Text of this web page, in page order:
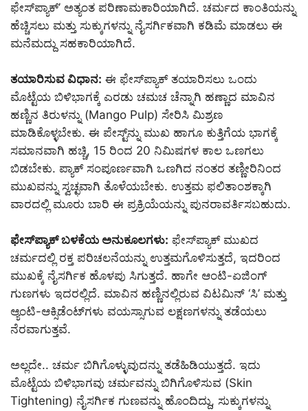
ಫೇಸ್‌ಪ್ಯಾಕ್’ ಅತ್ಯಂತ ಪರಿಣಾಮಕಾರಿಯಾಗಿದೆ. ಚರ್ಮದ ಕಾಂತಿಯನ್ನು
ಹೆಚ್ಚಿಸಲು ಮತ್ತು ಸುಕ್ಕುಗಳನ್ನು ನೈಸರ್ಗಿಕವಾಗಿ ಕಡಿಮೆ ಮಾಡಲು ಈ
ಮನೆಮದ್ದು ಸಹಕಾರಿಯಾಗಿದೆ.
ತಯಾರಿಸುವ ವಿಧಾನ: ಈ ಫೇಸ್‌ಪ್ಯಾಕ್ ತಯಾರಿಸಲು ಒಂದು
ಮೊಟ್ಟೆಯ ಬಿಳಿಭಾಗಕ್ಕೆ ಎರಡು ಚಮಚ ಚೆನ್ನಾಗಿ ಹಣ್ಣಾದ ಮಾವಿನ
ಹಣ್ಣಿನ ತಿರುಳನ್ನು (Mango Pulp) ಸೇರಿಸಿ ಮಿಶ್ರಣ
ಮಾಡಿಕೊಳ್ಳಬೇಕು. ಈ ಪೇಸ್ಟ್‌ನ್ನು ಮುಖ ಹಾಗೂ ಕುತ್ತಿಗೆಯ ಭಾಗಕ್ಕೆ
ಸಮಾನವಾಗಿ ಹಚ್ಚಿ, 15 ರಿಂದ 20 ನಿಮಿಷಗಳ ಕಾಲ ಒಣಗಲು
ಬಿಡಬೇಕು. ಪ್ಯಾಕ್ ಸಂಪೂರ್ಣವಾಗಿ ಒಣಗಿದ ನಂತರ ತಣ್ಣೀರಿನಿಂದ
ಮುಖವನ್ನು ಸ್ವಚ್ಛವಾಗಿ ತೊಳೆಯಬೇಕು. ಉತ್ತಮ ಫಲಿತಾಂಶಕ್ಕಾಗಿ
ವಾರದಲ್ಲಿ ಮೂರು ಬಾರಿ ಈ ಪ್ರಕ್ರಿಯೆಯನ್ನು ಪುನರಾವರ್ತಿಸಬಹುದು.
ಫೇಸ್‌ಪ್ಯಾಕ್ ಬಳಕೆಯ ಅನುಕೂಲಗಳು: ಫೇಸ್‌ಪ್ಯಾಕ್ ಮುಖದ
ಚರ್ಮದಲ್ಲಿ ರಕ್ತ ಪರಿಚಲನೆಯನ್ನು ಉತ್ತಮಗೊಳಿಸುತ್ತದೆ, ಇದರಿಂದ
ಮುಖಕ್ಕೆ ನೈಸರ್ಗಿಕ ಹೊಳಪು ಸಿಗುತ್ತದೆ. ಹಾಗೇ ಆಂಟಿ-ಏಜಿಂಗ್
ಗುಣಗಳು ಇದರಲ್ಲಿದೆ. ಮಾವಿನ ಹಣ್ಣಿನಲ್ಲಿರುವ ವಿಟಮಿನ್ ‘ಸಿ’ ಮತ್ತು
ಆ್ಯಂಟಿ-ಆಕ್ಸಿಡೆಂಟ್‌ಗಳು ವಯಸ್ಸಾಗುವ ಲಕ್ಷಣಗಳನ್ನು ತಡೆಯಲು
ನೆರವಾಗುತ್ತವೆ.
ಅಲ್ಲದೇ.. ಚರ್ಮ ಬಿಗಿಗೊಳ್ಳುವುದನ್ನು ತಡೆಹಿಡಿಯುತ್ತದೆ. ಇದು
ಮೊಟ್ಟೆಯ ಬಿಳಿಭಾಗವು ಚರ್ಮವನ್ನು ಬಿಗಿಗೊಳಿಸುವ (Skin
Tightening) ನೈಸರ್ಗಿಕ ಗುಣವನ್ನು ಹೊಂದಿದ್ದು, ಸುಕ್ಕುಗಳನ್ನು